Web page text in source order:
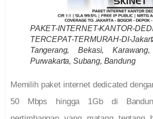
PAKET-INTERNET-KANTOR-
TERCEPAT-TERMURAH-DI-
Tangerang, Bekasi,
Purwakarta, Subang, Bandung
Memilih paket internet dedicated
50 Mbps hingga 1Gb di